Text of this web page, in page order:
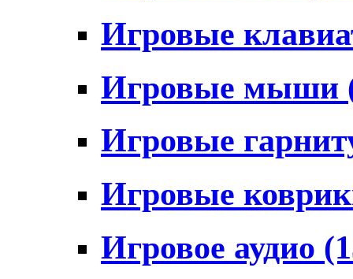
Игровые
Игровые мыши
Игровые
Игровые
Игровое аудио